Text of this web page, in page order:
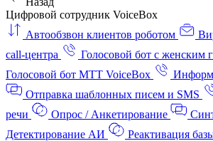
Цифровой сотрудник VoiceBox
Автообзвон клиентов роботом
call-центра
Голосовой бот с женским
Голосовой бот МТТ VoiceBox
Отправка шаблонных писем и SMS
речи
Опрос / Анкетирование
Детектирование АИ
Реактивация